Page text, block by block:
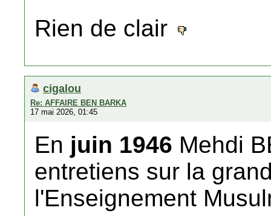
Rien de clair
cigalou
Re: AFFAIRE BEN BARKA
17 mai 2026, 01:45
En juin 1946 Mehdi
entretiens sur la
l'Enseignement